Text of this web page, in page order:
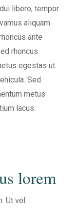
libero, tempor
aliquam
ante
rhoncus
egestas ut.
Sed
metus
lacus.
lorem
Ut vel